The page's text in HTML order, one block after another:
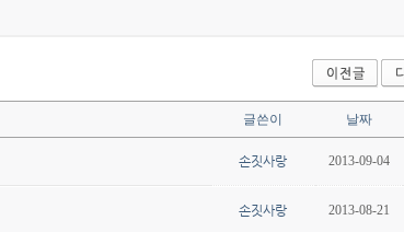
글쓴이 날짜
손짓사랑 2013-09-04
손짓사랑 2013-08-21